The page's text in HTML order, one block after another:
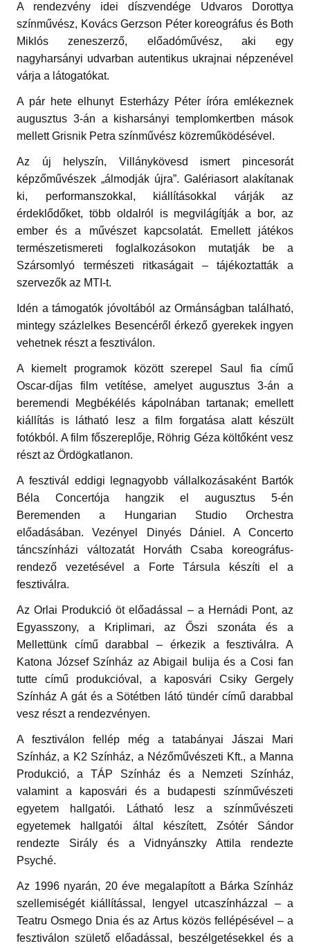
A rendezvény idei díszvendége Udvaros Dorottya
színművész, Kovács Gerzson Péter koreográfus és Both
Miklós zeneszerző, előadóművész, aki egy
nagyharsányi udvarban autentikus ukrajnai népzenével
várja a látogatókat.
A pár hete elhunyt Esterházy Péter íróra emlékeznek
augusztus 3-án a kisharsányi templomkertben mások
mellett Grisnik Petra színművész közreműködésével.
Az új helyszín, Villánykövesd ismert pincesorát
képzőművészek „álmodják újra”. Galériasort alakítanak
ki, performanszokkal, kiállításokkal várják az
érdeklődőket, több oldalról is megvilágítják a bor, az
ember és a művészet kapcsolatát. Emellett játékos
természetismereti foglalkozásokon mutatják be a
Szársomlyó természeti ritkaságait – tájékoztatták a
szervezők az MTI-t.
Idén a támogatók jóvoltából az Ormánságban található,
mintegy százlelkes Besencéről érkező gyerekek ingyen
vehetnek részt a fesztiválon.
A kiemelt programok között szerepel Saul fia című
Oscar-díjas film vetítése, amelyet augusztus 3-án a
beremendi Megbékélés kápolnában tartanak; emellett
kiállítás is látható lesz a film forgatása alatt készült
fotókból. A film főszereplője, Röhrig Géza költőként vesz
részt az Ördögkatlanon.
A fesztivál eddigi legnagyobb vállalkozásaként Bartók
Béla Concertója hangzik el augusztus 5-én
Beremenden a Hungarian Studio Orchestra
előadásában. Vezényel Dinyés Dániel. A Concerto
táncszínházi változatát Horváth Csaba koreográfus-
rendező vezetésével a Forte Társula készíti el a
fesztiválra.
Az Orlai Produkció öt előadással – a Hernádi Pont, az
Egyasszony, a Kriplimari, az Őszi szonáta és a
Mellettünk című darabbal – érkezik a fesztiválra. A
Katona József Színház az Abigail bulija és a Cosi fan
tutte című produkcióval, a kaposvári Csiky Gergely
Színház A gát és a Sötétben látó tündér című darabbal
vesz részt a rendezvényen.
A fesztiválon fellép még a tatabányai Jászai Mari
Színház, a K2 Színház, a Nézőművészeti Kft., a Manna
Produkció, a TÁP Színház és a Nemzeti Színház,
valamint a kaposvári és a budapesti színművészeti
egyetem hallgatói. Látható lesz a színművészeti
egyetemek hallgatói által készített, Zsótér Sándor
rendezte Sirály és a Vidnyánszky Attila rendezte
Psyché.
Az 1996 nyarán, 20 éve megalapított a Bárka Színház
szellemiségét kiállítással, lengyel utcaszínházzal – a
Teatru Osmego Dnia és az Artus közös fellépésével – a
fesztiválon születő előadással, beszélgetésekkel és a